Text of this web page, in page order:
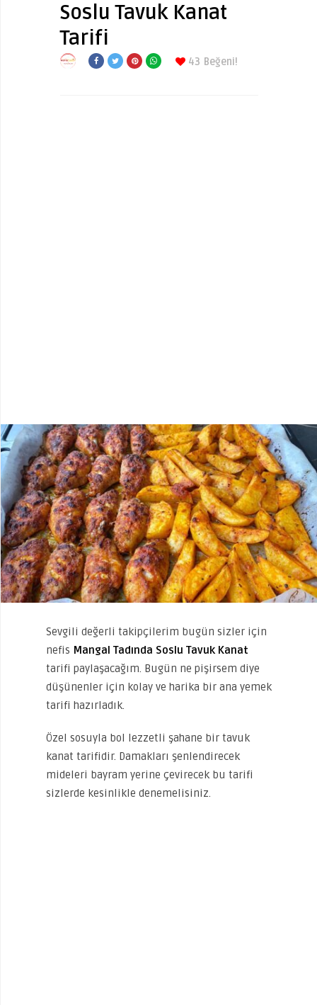
Soslu Tavuk Kanat
Tarifi
43 Beğeni!
Sevgili değerli takipçilerim bugün sizler için
nefis Mangal Tadında Soslu Tavuk Kanat
tarifi paylaşacağım. Bugün ne pişirsem diye
düşünenler için kolay ve harika bir ana yemek
tarifi hazırladık.
Özel sosuyla bol lezzetli şahane bir tavuk
kanat tarifidir. Damakları şenlendirecek
mideleri bayram yerine çevirecek bu tarifi
sizlerde kesinlikle denemelisiniz.